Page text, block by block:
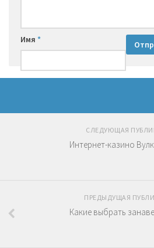
Имя *
СЛЕДУЮЩАЯ
Интернет-казино
ПРЕДЫДУЩАЯ
Какие выбрать